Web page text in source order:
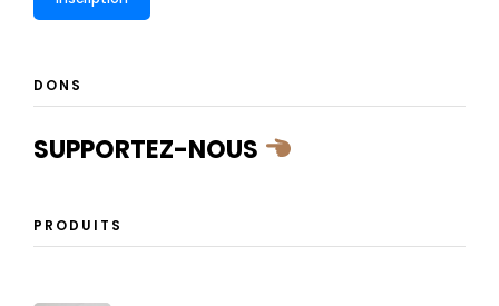
DONS
SUPPORTEZ-NOUS
PRODUITS